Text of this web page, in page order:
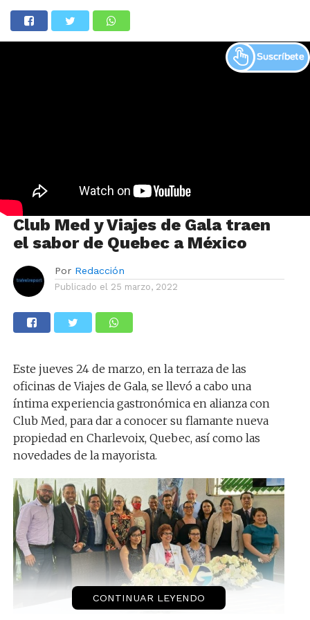
Club Med y Viajes de Gala traen
el sabor de Quebec a México
Por Redacción
Publicado el 25 marzo, 2022
Este jueves 24 de marzo, en la terraza de las
oficinas de Viajes de Gala, se llevó a cabo una
íntima experiencia gastronómica en alianza con
Club Med, para dar a conocer su flamante nueva
propiedad en Charlevoix, Quebec, así como las
novedades de la mayorista.
CONTINUAR LEYENDO